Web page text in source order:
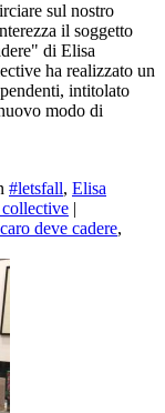
sul nostro
il soggetto
di Elisa
ha realizzato un
intitolato
modo di
#letsfall, Elisa
|
deve cadere,